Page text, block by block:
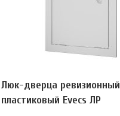
Люк-дверца ревизионный
пластиковый Evecs ЛР